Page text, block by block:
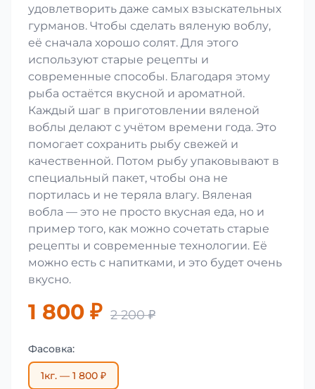
удовлетворить даже самых взыскательных
гурманов. Чтобы сделать вяленую воблу,
её сначала хорошо солят. Для этого
используют старые рецепты и
современные способы. Благодаря этому
рыба остаётся вкусной и ароматной.
Каждый шаг в приготовлении вяленой
воблы делают с учётом времени года. Это
помогает сохранить рыбу свежей и
качественной. Потом рыбу упаковывают в
специальный пакет, чтобы она не
портилась и не теряла влагу. Вяленая
вобла — это не просто вкусная еда, но и
пример того, как можно сочетать старые
рецепты и современные технологии. Её
можно есть с напитками, и это будет очень
вкусно.
1 800 ₽ 2 200 ₽
Фасовка:
1кг. — 1 800 ₽